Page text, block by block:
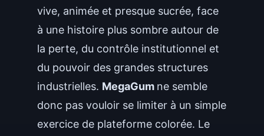
vive, animée et presque sucrée, face
à une histoire plus sombre autour de
la perte, du contrôle institutionnel et
du pouvoir des grandes structures
industrielles. MegaGum ne semble
donc pas vouloir se limiter à un simple
exercice de plateforme colorée. Le